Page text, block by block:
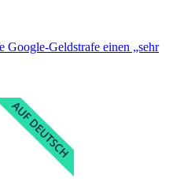
Geldstrafe einen „sehr